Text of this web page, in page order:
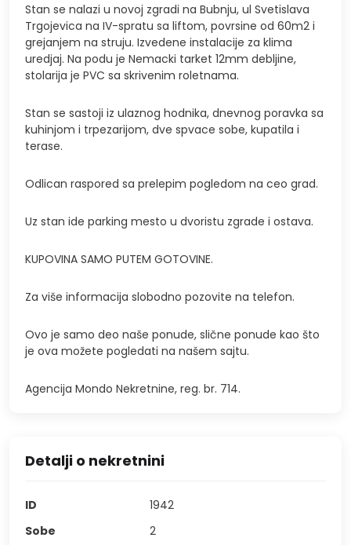
Stan se nalazi u novoj zgradi na Bubnju, ul Svetislava
Trgojevica na IV-spratu sa liftom, povrsine od 60m2 i
grejanjem na struju. Izvedene instalacije za klima
uredjaj. Na podu je Nemacki tarket 12mm debljine,
stolarija je PVC sa skrivenim roletnama.
Stan se sastoji iz ulaznog hodnika, dnevnog poravka sa
kuhinjom i trpezarijom, dve spvace sobe, kupatila i
terase.
Odlican raspored sa prelepim pogledom na ceo grad.
Uz stan ide parking mesto u dvoristu zgrade i ostava.
KUPOVINA SAMO PUTEM GOTOVINE.
Za više informacija slobodno pozovite na telefon.
Ovo je samo deo naše ponude, slične ponude kao što
je ova možete pogledati na našem sajtu.
Agencija Mondo Nekretnine, reg. br. 714.
Detalji o nekretnini
ID
1942
Sobe
2